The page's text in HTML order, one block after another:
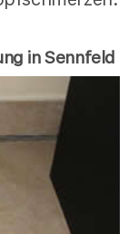
in Sennfeld